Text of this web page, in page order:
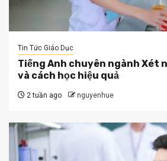
Tin Tức Giáo Dục
Tiếng Anh chuyên ngành Xét
và cách học hiệu quả
2 tuần ago nguyenhue